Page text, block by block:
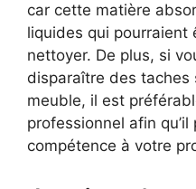
car cette matière
liquides qui pourraient
nettoyer. De plus, si
disparaître des taches
meuble, il est
professionnel afin
compétence à votre